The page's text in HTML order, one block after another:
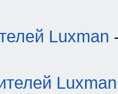
Luxman
Luxman